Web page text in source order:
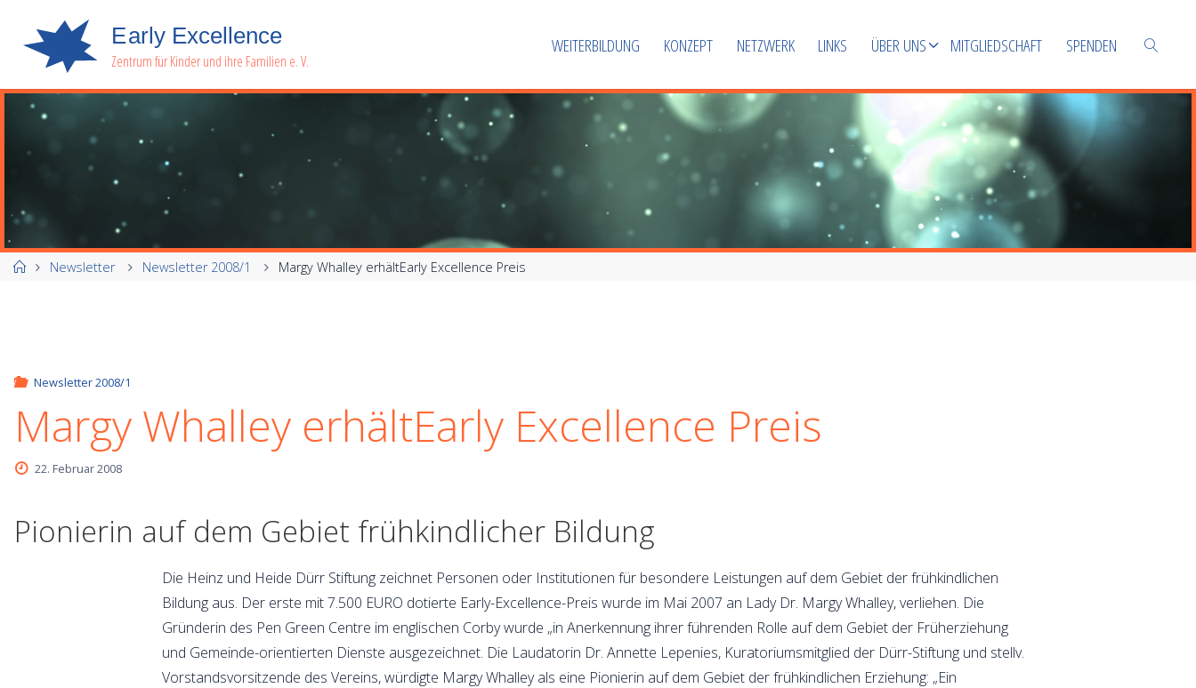
Ear ly Exce ence
Zentrum für Kinder und ihre Familien e. V.
WEITERBILDUNG KONZEPT NETZWERK LINKS ÜBER UNS MITGLIEDSCHAFT SPENDEN
SUCHEN
StartNewsletter Newsletter 2008/1 Margy Whalley erhältEarly Excellence Preis
Newsletter 2008/1
Margy Whalley erhältEarly Excellence Preis
22. Februar 2008
Pionierin auf dem Gebiet frühkindlicher Bildung
Die Heinz und Heide Dürr Stiftung zeichnet Personen oder Institutionen für besondere Leistungen auf dem Gebiet der frühkindlichen
Bildung aus. Der erste mit 7.500 EURO dotierte Early-Excellence-Preis wurde im Mai 2007 an Lady Dr. Margy Whalley, verliehen. Die
Gründerin des Pen Green Centre im englischen Corby wurde „in Anerkennung ihrer führenden Rolle auf dem Gebiet der Früherziehung
und Gemeinde-orientierten Dienste ausgezeichnet. Die Laudatorin Dr. Annette Lepenies, Kuratoriumsmitglied der Dürr-Stiftung und stellv.
Vorstandsvorsitzende des Vereins, würdigte Margy Whalley als eine Pionierin auf dem Gebiet der frühkindlichen Erziehung: „Ein